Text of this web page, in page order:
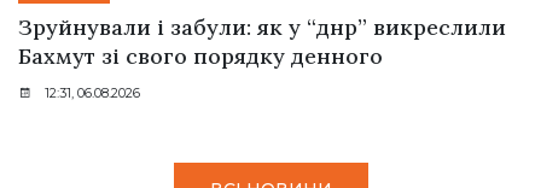
Зруйнували і забули: як у “днр” викреслили
Бахмут зі свого порядку денного
12:31, 06.08.2026